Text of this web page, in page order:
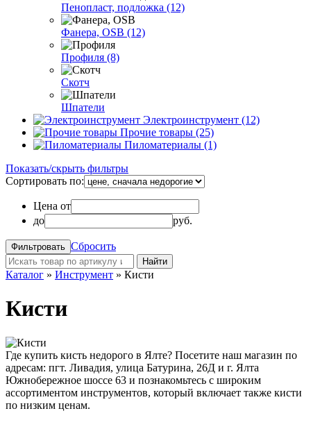
Пенопласт, подложка (12)
Фанера, OSB (12)
Профиля (8)
Скотч
Шпатели
Электроинструмент (12)
Прочие товары (25)
Пиломатериалы (1)
Показать/скрыть фильтры
Сортировать по:
Цена от
до
руб.
Сбросить
Найти
Каталог » Инструмент » Кисти
Кисти
Где купить кисть недорого в Ялте? Посетите наш магазин по
адресам: пгт. Ливадия, улица Батурина, 26Д и г. Ялта
Южнобережное шоссе 63 и познакомьтесь с широким
ассортиментом инструментов, который включает также кисти
по низким ценам.